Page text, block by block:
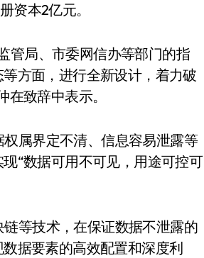
资本2亿元。
管局、市委网信办等部门的指
方面，进行全新设计，着力破
致辞中表示。
属界定不清、信息容易泄露等
“数据可用不可见，用途可控可
等技术，在保证数据不泄露的
据要素的高效配置和深度利